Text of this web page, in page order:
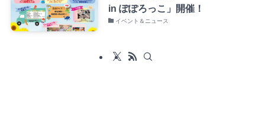
in ぽぽろっこ」開催！
イベント＆ニュース